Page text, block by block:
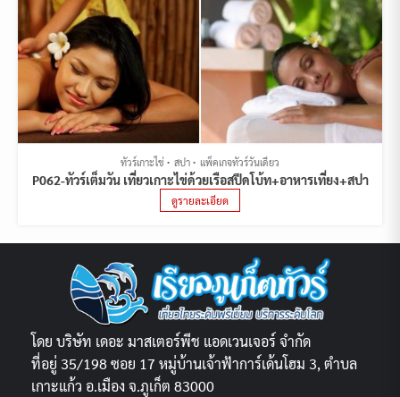
ทัวร์เกาะไข่ สปา แพ็คเกจทัวร์วันเดียว
P062-ทัวร์เต็มวัน เที่ยวเกาะไข่ด้วยเรือสปีดโบ้ท+อาหารเที่ยง+สปา
ดูรายละเอียด
โดย บริษัท เดอะ มาสเตอร์พีช แอดเวนเจอร์ จำกัด
ที่อยู่ 35/198 ซอย 17 หมู่บ้านเจ้าฟ้าการ์เด้นโฮม 3, ตำบล
เกาะแก้ว อ.เมือง จ.ภูเก็ต 83000